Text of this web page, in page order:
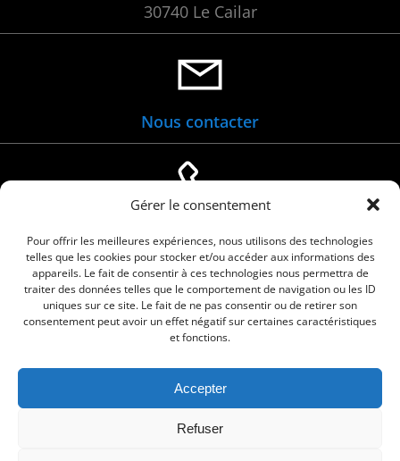
Gérer le consentement
Pour offrir les meilleures expériences, nous utilisons des technologies
telles que les cookies pour stocker et/ou accéder aux informations des
appareils. Le fait de consentir à ces technologies nous permettra de
traiter des données telles que le comportement de navigation ou les ID
uniques sur ce site. Le fait de ne pas consentir ou de retirer son
consentement peut avoir un effet négatif sur certaines caractéristiques
et fonctions.
Accepter
Refuser
30740 Le Cailar
Nous contacter
04 66 88 01 05
© 2026 Commune de Le Cailar. Service proposé